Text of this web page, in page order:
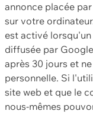
annonce placée
sur votre
est activé
diffusée par
après 30 jours et
personnelle. Si
site web et que le
nous-mêmes